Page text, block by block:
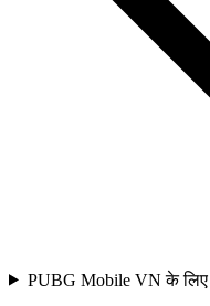
PUBG Mobile VN के लिए